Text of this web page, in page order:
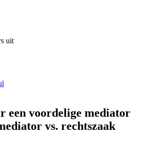
uit
een voordelige mediator
vs. rechtszaak